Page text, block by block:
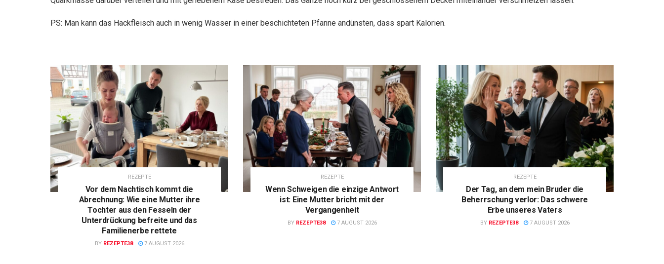
PS: Man kann das Hackfleisch auch in wenig Wasser in einer beschichteten Pfanne andünsten, dass spart Kalorien.
REZEPTE
Vor dem Nachtisch kommt die
Abrechnung: Wie eine Mutter ihre
Tochter aus den Fesseln der
Unterdrückung befreite und das
Familienerbe rettete
BY REZEPTE38 7 AUGUST 2026
REZEPTE
Wenn Schweigen die einzige Antwort
ist: Eine Mutter bricht mit der
Vergangenheit
BY REZEPTE38 7 AUGUST 2026
REZEPTE
Der Tag, an dem mein Bruder die
Beherrschung verlor: Das schwere
Erbe unseres Vaters
BY REZEPTE38 7 AUGUST 2026